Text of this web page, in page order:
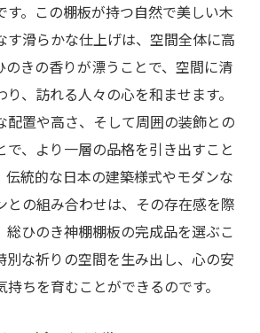
す。この棚板が持つ自然で美しい木
す滑らかな仕上げは、空間全体に高
のきの香りが漂うことで、空間に清
、訪れる人々の心を和ませます。
配置や高さ、そして周囲の装飾との
で、より一層の品格を引き出すこと
伝統的な日本の建築様式やモダンな
との組み合わせは、その存在感を際
総ひのき神棚棚板の完成品を選ぶこ
別な祈りの空間を生み出し、心の安
ちを育むことができるのです。